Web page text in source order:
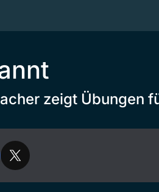
zeigt Übungen